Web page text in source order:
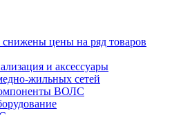
снижены цены на ряд товаров
и аксессуары
жильных сетей
ВОЛС